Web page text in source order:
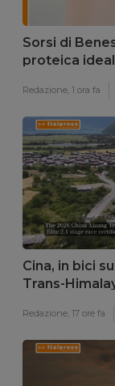
Sorsi di
proteica
Redazione, 1 ora fa
Cina, in bici
Trans-
Redazione, 17 ore fa